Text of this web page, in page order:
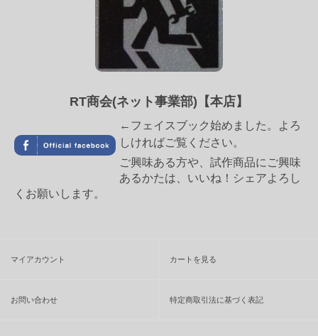
RT商会(ネット事業部)【本店】
←フェイスブック始めました。よろ
しければご覧ください。
ご興味ある方や、試作商品にご興味
あるかたは、いいね！シェアよろし
くお願いします。
マイアカウント カートを見る
お問い合わせ 特定商取引法に基づく表記